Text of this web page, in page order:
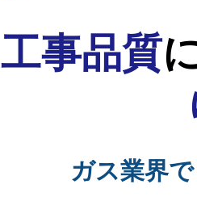
工事品質
ガス業界